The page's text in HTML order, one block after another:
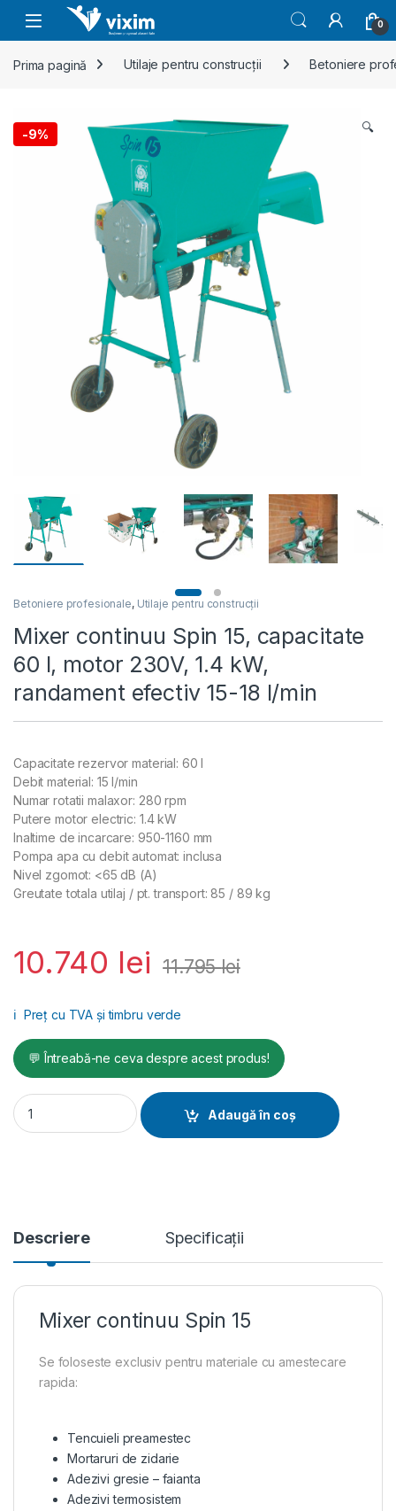
Skip to navigation
Skip to content
0
Prima pagină Utilaje pentru construcții Betoniere
-9% 🔍
Betoniere profesionale, Utilaje pentru construcții
Mixer continuu Spin 15, capacitate
60 l, motor 230V, 1.4 kW,
randament efectiv 15-18 l/min
Capacitate rezervor material: 60 l
Debit material: 15 l/min
Numar rotatii malaxor: 280 rpm
Putere motor electric: 1.4 kW
Inaltime de incarcare: 950-1160 mm
Pompa apa cu debit automat: inclusa
Nivel zgomot: <65 dB (A)
Greutate totala utilaj / pt. transport: 85 / 89 kg
10.740 lei 11.795lei
ℹ️ Preț cu TVA și timbru verde
💬 Întreabă-ne ceva despre acest produs!
Mixer continuu Spin 15, capacitate 60 l, motor 230V, 1.4 kW,
Adaugă în coș
Descriere Specificații
Mixer continuu Spin 15
Se foloseste exclusiv pentru materiale cu amestecare
rapida:
Tencuieli preamestec
Mortaruri de zidarie
Adezivi gresie – faianta
Adezivi termosistem